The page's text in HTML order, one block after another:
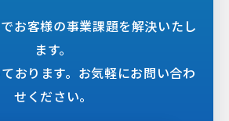
お客様の事業課題を解決いたし
ます。
おります。お気軽にお問い合わ
せください。